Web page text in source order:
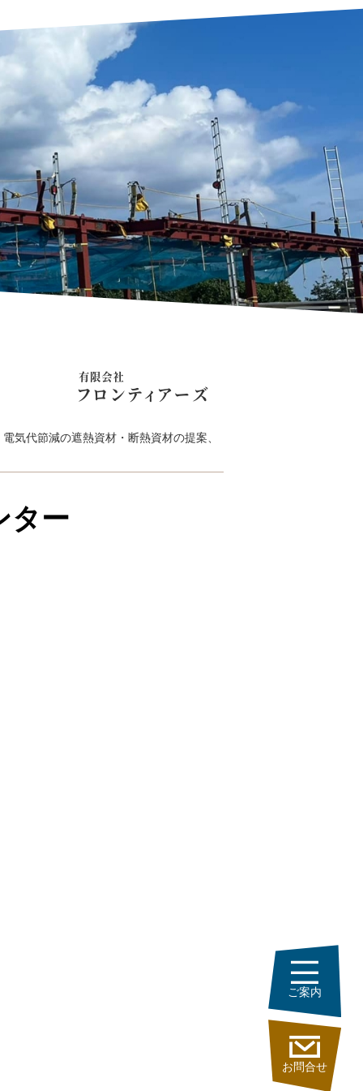
ご案内
お問合せ
気代節減の遮熱資材・断熱資材の提案、
ター